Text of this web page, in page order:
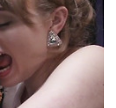
차가 레이싱카로 변하는 가상의
대형 스크린을 활용해 표현했다.
면 레이..